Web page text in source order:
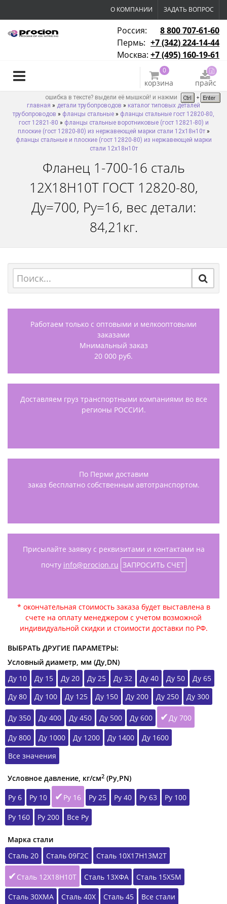
О КОМПАНИИ ЗАДАТЬ ВОПРОС
Россия:
8 800 707-61-60
Пермь: +7 (342) 224-14-44
Москва: +7 (495) 160-19-61
0
корзина прайс
ошибка в тексте? выдели её мышкой! и нажми
главная » детали трубопроводов » каталог типовых деталей
трубопроводов » фланцы стальные » фланцы стальные гост 12820-80,
гост 12821-80 » фланцы стальные воротниковые (гост 12821-80) и
плоские (гост 12820-80) из нержавеющей марки стали 12х18н10т»
фланцы стальные и плоские (гост 12820-80) из нержавеющей марки
стали 12х18н10т
Фланец 1-700-16 сталь
12Х18Н10Т ГОСТ 12820-80,
Ду=700, Ру=16, вес детали:
84,21кг.
Работаем только с оптовыми и мелкооптовыми
заказами
Мнимальный заказ
20 000 руб.
Доставляем груз транспортными компаниями во все
регионы РОССИИ.
По Перми доставим
заказ бесплатно собственным автотранспортом.
Присылайте заявку с реквизитами и контактами на
почту info@procion.ru ЗАПРОСИТЬ СЧЕТ
* окончательная стоимость заказа будет выставлена в
счете на оплату менеджером с учетом возможной
индивидуальной скидки и стоимости доставки по РФ.
ВЫБРАТЬ ДРУГИЕ ПАРАМЕТРЫ:
Условный диаметр, мм (Ду,DN)
Ду 10
Ду 15 Ду 20 Ду 25 Ду 32 Ду 40 Ду 50
Ду 65
Ду 80
Ду 100 Ду 125 Ду 150 Ду 200 Ду 250 Ду 300
Ду 350 Ду 400 Ду 450 Ду 500 Ду 600 Ду 700
Ду 800 Ду 1000 Ду 1200 Ду 1400
Ду 1600
Все значения
Условное давление, кг/см2 (Ру,РN)
Ру 6
Ру 10 Ру 16 Ру 25 Ру 40 Ру 63 Ру 100
Ру 160 Ру 200 Все Ру
Марка стали
Сталь 20
Сталь 09Г2С Сталь 10Х17Н13М2Т
Сталь 12Х18Н10Т Сталь 13ХФА Сталь 15Х5М
Сталь 30ХМА Сталь 40Х Сталь 45 Все стали